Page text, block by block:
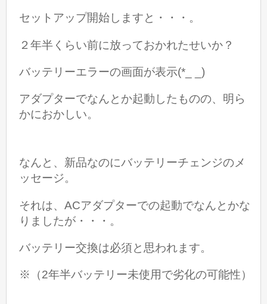
セットアップ開始しますと・・・。
２年半くらい前に放っておかれたせいか？
バッテリーエラーの画面が表示(*_ _)
アダプターでなんとか起動したものの、明ら
かにおかしい。
なんと、新品なのにバッテリーチェンジのメ
ッセージ。
それは、ACアダプターでの起動でなんとかな
りましたが・・・。
バッテリー交換は必須と思われます。
※（2年半バッテリー未使用で劣化の可能性）